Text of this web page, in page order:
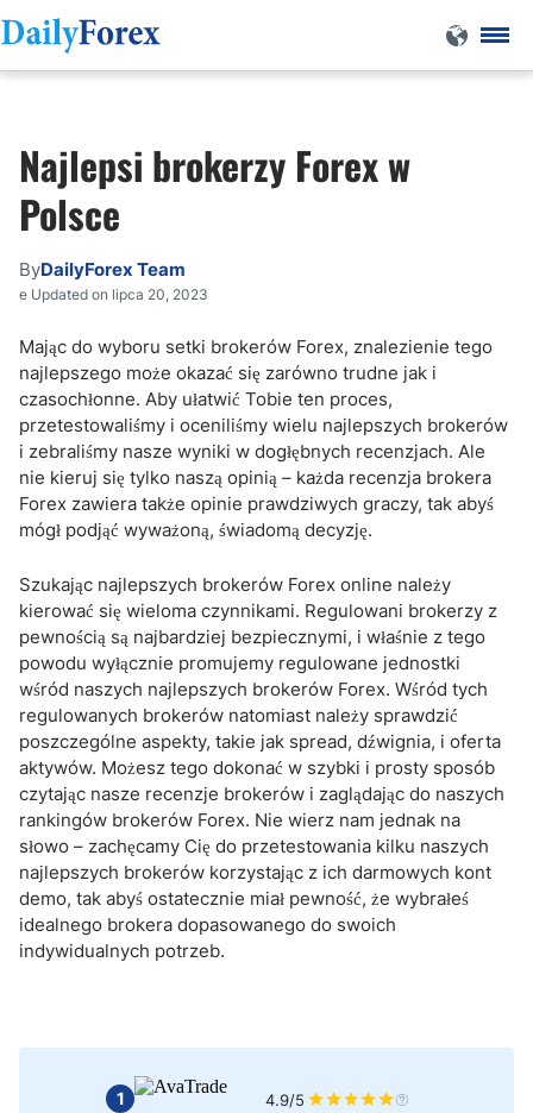
Najlepsi brokerzy Forex w
Polsce
ByDailyForex Team
e Updated on lipca 20, 2023
Mając do wyboru setki brokerów Forex, znalezienie tego
najlepszego może okazać się zarówno trudne jak i
czasochłonne. Aby ułatwić Tobie ten proces,
przetestowaliśmy i oceniliśmy wielu najlepszych brokerów
i zebraliśmy nasze wyniki w dogłębnych recenzjach. Ale
nie kieruj się tylko naszą opinią – każda recenzja brokera
Forex zawiera także opinie prawdziwych graczy, tak abyś
mógł podjąć wyważoną, świadomą decyzję.
Szukając najlepszych brokerów Forex online należy
kierować się wieloma czynnikami. Regulowani brokerzy z
pewnością są najbardziej bezpiecznymi, i właśnie z tego
powodu wyłącznie promujemy regulowane jednostki
wśród naszych najlepszych brokerów Forex. Wśród tych
regulowanych brokerów natomiast należy sprawdzić
poszczególne aspekty, takie jak spread, dźwignia, i oferta
aktywów. Możesz tego dokonać w szybki i prosty sposób
czytając nasze recenzje brokerów i zaglądając do naszych
rankingów brokerów Forex. Nie wierz nam jednak na
słowo – zachęcamy Cię do przetestowania kilku naszych
najlepszych brokerów korzystając z ich darmowych kont
demo, tak abyś ostatecznie miał pewność, że wybrałeś
idealnego brokera dopasowanego do swoich
indywidualnych potrzeb.
1 4.9/5